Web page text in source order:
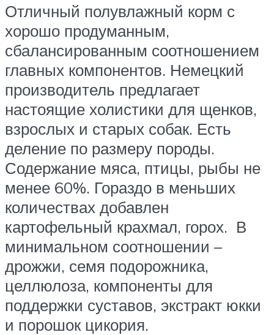
Отличный полувлажный корм с
хорошо продуманным,
сбалансированным соотношением
главных компонентов. Немецкий
производитель предлагает
настоящие холистики для щенков,
взрослых и старых собак. Есть
деление по размеру породы.
Содержание мяса, птицы, рыбы не
менее 60%. Гораздо в меньших
количествах добавлен
картофельный крахмал, горох. В
минимальном соотношении –
дрожжи, семя подорожника,
целлюлоза, компоненты для
поддержки суставов, экстракт юкки
и порошок цикория.